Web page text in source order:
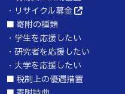
・ リサイクル募金
■ 寄附の種類
・ 学生を応援したい
・ 研究者を応援したい
・ 大学を応援したい
■ 税制上の優遇措置